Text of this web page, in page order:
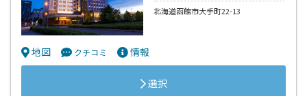
北海道函館市大手町22-13
地図 クチコミ 情報
選択